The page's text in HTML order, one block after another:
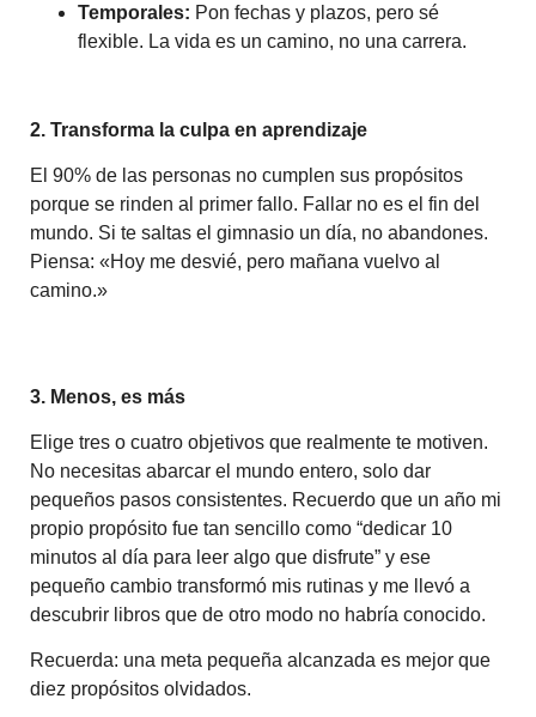
Temporales: Pon fechas y plazos, pero sé
flexible. La vida es un camino, no una carrera.
2. Transforma la culpa en aprendizaje
El 90% de las personas no cumplen sus propósitos
porque se rinden al primer fallo. Fallar no es el fin del
mundo. Si te saltas el gimnasio un día, no abandones.
Piensa: «Hoy me desvié, pero mañana vuelvo al
camino.»
3. Menos, es más
Elige tres o cuatro objetivos que realmente te motiven.
No necesitas abarcar el mundo entero, solo dar
pequeños pasos consistentes. Recuerdo que un año mi
propio propósito fue tan sencillo como “dedicar 10
minutos al día para leer algo que disfrute” y ese
pequeño cambio transformó mis rutinas y me llevó a
descubrir libros que de otro modo no habría conocido.
Recuerda: una meta pequeña alcanzada es mejor que
diez propósitos olvidados.